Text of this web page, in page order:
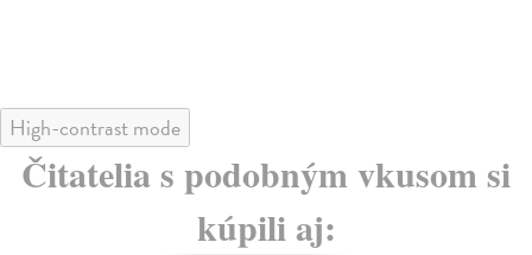
High-contrast mode
Čitatelia s podobným vkusom si
kúpili aj: